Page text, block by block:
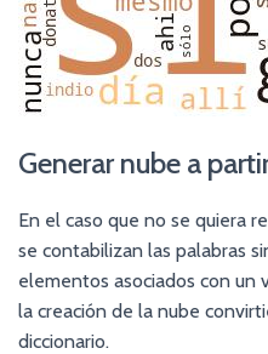
Generar nube a
En el caso que no se quiera
se contabilizan las palabras
elementos asociados con un
la creación de la nube
diccionario.